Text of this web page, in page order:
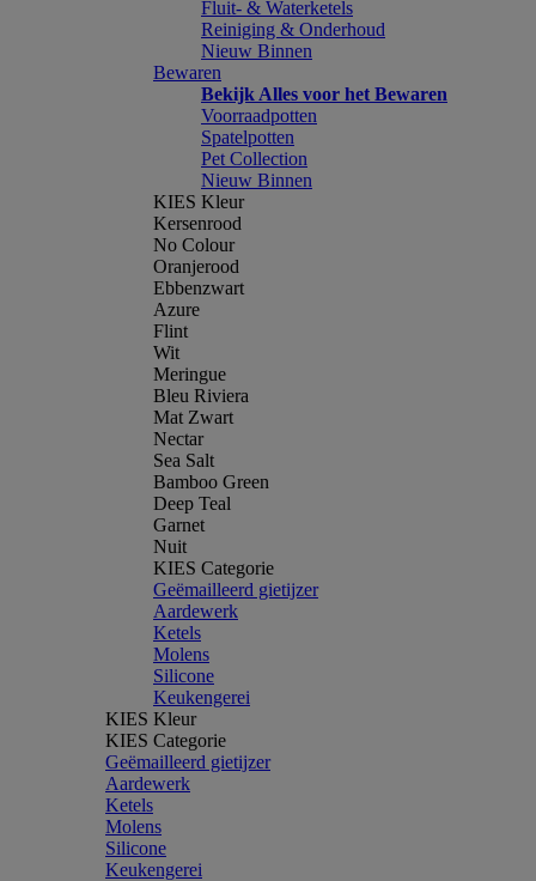
Fluit- & Waterketels
Reiniging & Onderhoud
Nieuw Binnen
Bewaren
Bekijk Alles voor het Bewaren
Voorraadpotten
Spatelpotten
Pet Collection
Nieuw Binnen
KIES Kleur
Kersenrood
No Colour
Oranjerood
Ebbenzwart
Azure
Flint
Wit
Meringue
Bleu Riviera
Mat Zwart
Nectar
Sea Salt
Bamboo Green
Deep Teal
Garnet
Nuit
KIES Categorie
Geëmailleerd gietijzer
Aardewerk
Ketels
Molens
Silicone
Keukengerei
KIES Kleur
KIES Categorie
Geëmailleerd gietijzer
Aardewerk
Ketels
Molens
Silicone
Keukengerei